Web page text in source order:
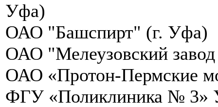
Уфа)
ОАО "Башспирт" (г. Уфа)
ОАО "Мелеузовский
ОАО «Протон-Пермские
ФГУ «Поликлиника № 3»